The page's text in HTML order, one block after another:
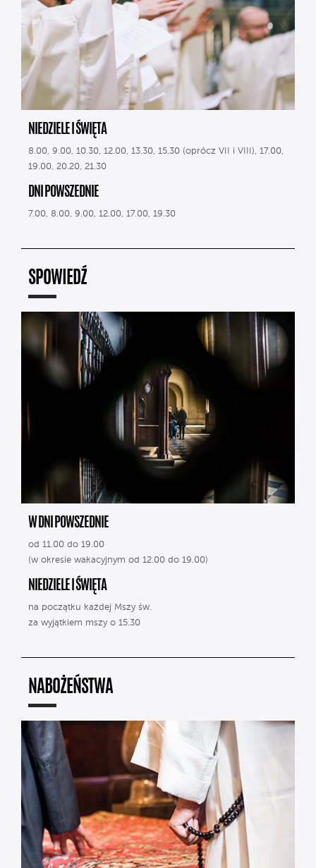
NIEDZIELE I ŚWIĘTA
8.00, 9.00, 10.30, 12.00, 13.30, 15.30 (oprócz VII i VIII), 17.00,
19.00, 20.20, 21.30
DNI POWSZEDNIE
7.00, 8.00, 9.00, 12.00, 17.00, 19.30
SPOWIEDŹ
W DNI POWSZEDNIE
od 11.00 do 19.00
(w okresie wakacyjnym od 12.00 do 19.00)
NIEDZIELE I ŚWIĘTA
na początku każdej Mszy św.
za wyjątkiem mszy o 15.30
NABOŻEŃSTWA